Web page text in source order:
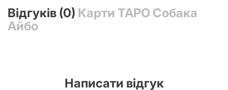
Відгуків (0) Карти ТАРО Собака
Айбо
Написати відгук